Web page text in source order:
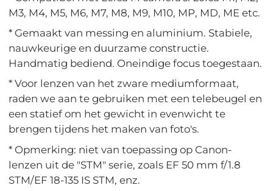
M3, M4, M5, M6, M7, M8, M9, M10, MP, MD, ME etc.
* Gemaakt van messing en aluminium. Stabiele,
nauwkeurige en duurzame constructie.
Handmatig bediend. Oneindige focus toegestaan.
* Voor lenzen van het zware mediumformaat,
raden we aan te gebruiken met een telebeugel en
een statief om het gewicht in evenwicht te
brengen tijdens het maken van foto's.
* Opmerking: niet van toepassing op Canon-
lenzen uit de "STM" serie, zoals EF 50 mm f/1.8
STM/EF 18-135 IS STM, enz.